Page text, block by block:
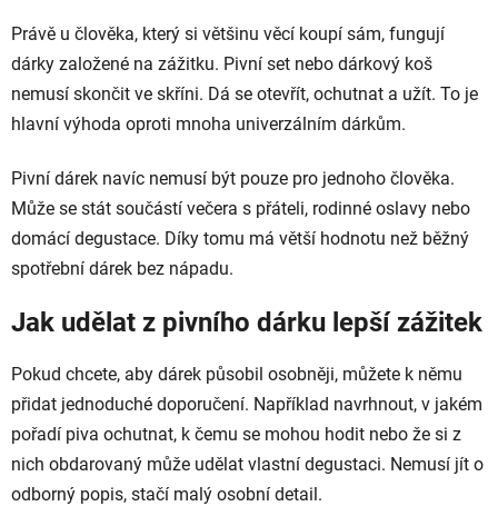
Právě u člověka, který si většinu věcí koupí sám, fungují
dárky založené na zážitku. Pivní set nebo dárkový koš
nemusí skončit ve skříni. Dá se otevřít, ochutnat a užít. To je
hlavní výhoda oproti mnoha univerzálním dárkům.
Pivní dárek navíc nemusí být pouze pro jednoho člověka.
Může se stát součástí večera s přáteli, rodinné oslavy nebo
domácí degustace. Díky tomu má větší hodnotu než běžný
spotřební dárek bez nápadu.
Jak udělat z pivního dárku lepší zážitek
Pokud chcete, aby dárek působil osobněji, můžete k němu
přidat jednoduché doporučení. Například navrhnout, v jakém
pořadí piva ochutnat, k čemu se mohou hodit nebo že si z
nich obdarovaný může udělat vlastní degustaci. Nemusí jít o
odborný popis, stačí malý osobní detail.